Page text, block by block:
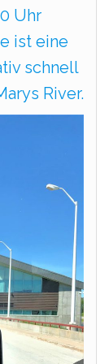
Uhr
ist eine
schnell
River.